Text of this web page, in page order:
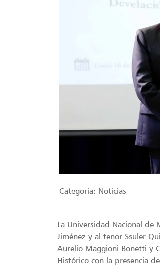
Categoria: Noticias
La Universidad Nacional de
Jiménez y al tenor Ssuler
Aurelio Maggioni Bonetti y
Histórico con la presencia